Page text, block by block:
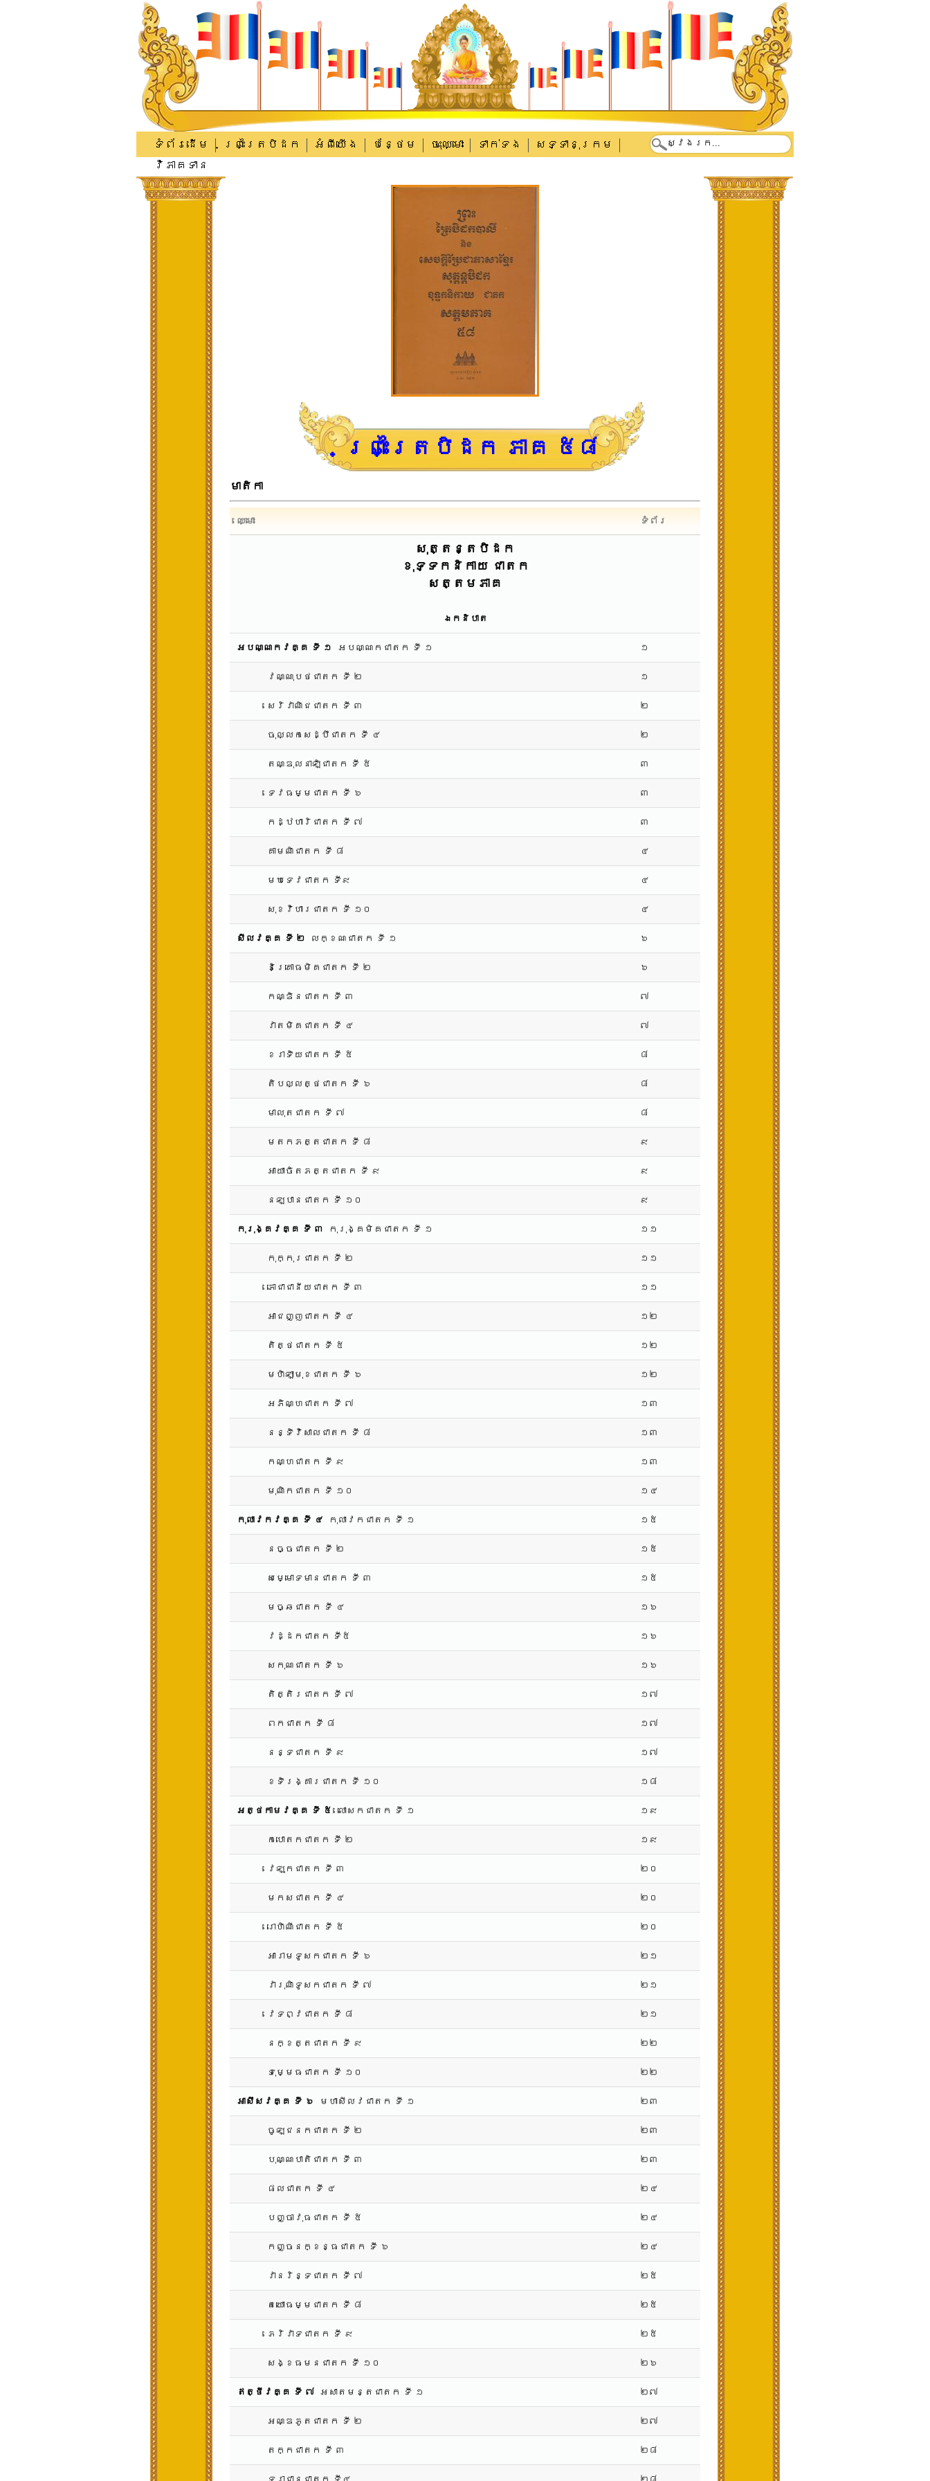
ទំព័រដើម ព្រះត្រៃបិដក អំពីយើង បន្ថែម ចុះឈ្មោះ ទាក់​ទង
សទ្ទានុក្រម
វិភាគទាន
ព្រះត្រៃបិដក ភាគ ៥៨
មាតិកា
ឈ្មោះ ទំព័រ
សុត្តន្តបិដក
ខុទ្ទកនិកាយ ជាតក
សត្តមភាគ
ឯកនិបាត
អបណ្ណកវគ្គ ទី ១ អបណ្ណកជាតក ទី ១ ១
វណ្ណុបថជាតក ទី ២ ១
សេរិវាណិជជាតក ទី ៣ ២
ចុល្លកសេដ្ឋិជាតក ទី ៤ ២
តណ្ឌុលនាឡិជាតក ទី ៥ ៣
ទេវធម្មជាតក ទី ៦ ៣
កដ្ឋហារិជាតក ទី ៧ ៣
គាមណិជាតក ទី ៨ ៤
មឃទេវជាតក ទី៩ ៤
សុខវិហារជាតក ទី ១០ ៤
សីលវគ្គ ទី ២ លក្ខណជាតក ទី ១ ៦
និគ្រោធមិគជាតក ទី ២ ៦
កណ្ឌិនជាតក ទី ៣ ៧
វាតមិគជាតក ទី ៤ ៧
ខរាទិយជាតក ទី ៥ ៨
តិបល្លត្ថជាតក ទី ៦ ៨
មាលុតជាតក ទី ៧ ៨
មតកភត្តជាតក ទី ៨ ៩
អាយាចិតភត្តជាតក ទី ៩ ៩
នឡបានជាតក ទី ១០ ៩
កុរុង្គវគ្គ ទី ៣ កុរុង្គមិគជាតក ទី ១ ១១
កុក្កុរជាតក ទី ២ ១១
ភោជាជានីយជាតក ទី ៣ ១១
អាជញ្ញជាតក ទី ៤ ១២
តិត្ថជាតក ទី ៥ ១២
មហិឡាមុខជាតក ទី ៦ ១២
អភិណ្ហជាតក ទី ៧ ១៣
នន្ទិវិសាលជាតក ទី ៨ ១៣
កណ្ហជាតក ទី ៩ ១៣
មុណិកជាតក ទី ១០ ១៤
កុលាវកវគ្គ ទី ៤ កុលាវកជាតក ទី ១ ១៥
នច្ចជាតក ទី ២ ១៥
សម្មោទមានជាតក ទី ៣ ១៥
មច្ឆជាតក ទី ៤ ១៦
វដ្ដកជាតក ទី៥ ១៦
សកុណជាតក ទី ៦ ១៦
តិត្តិរជាតក ទី ៧ ១៧
ពកជាតក ទី ៨ ១៧
នន្ទជាតក ទី ៩ ១៧
ខទិរង្គារជាតក ទី ១០ ១៨
អត្ថកាមវគ្គ ទី ៥ លោសកជាតក ទី ១ ១៩
កបោតកជាតក ទី ២ ១៩
វេឡុកជាតក ទី ៣ ២០
មកសជាតក ទី ៤ ២០
រោហិណីជាតក ទី ៥ ២០
អារាមទូសកជាតក ទី ៦ ២១
វារុណិទូសកជាតក ទី ៧ ២១
វេទព្វជាតក ទី ៨ ២១
នក្ខត្តជាតក ទី ៩ ២២
ទុម្មេធជាតក ទី ១០ ២២
អាសឹសវគ្គ ទី ៦ មហាសីលវជាតក ទី ១ ២៣
ចូឡជនកជាតក ទី ២ ២៣
បុណ្ណបាតិជាតក ទី ៣ ២៣
ផលជាតក ទី ៤ ២៤
បញ្ចាវុធជាតក ទី ៥ ២៤
កញ្ចនក្ខន្ធជាតក ទី ៦ ២៤
វានរិន្ទជាតក ទី ៧ ២៥
តយោធម្មជាតក ទី ៨ ២៥
ភេរិវាទជាតក ទី ៩ ២៥
សង្ខធមនជាតក ទី ១០ ២៦
ឥត្ថីវគ្គ ទី ៧ អសាតមន្តជាតក ទី ១ ២៧
អណ្ឌភូតជាតក ទី ២ ២៧
តក្កជាតក ទី ៣ ២៨